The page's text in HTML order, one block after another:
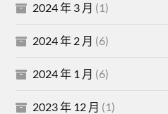
2024 年 3 月 (1)
2024 年 2 月 (6)
2024 年 1 月 (6)
2023 年 12 月 (1)